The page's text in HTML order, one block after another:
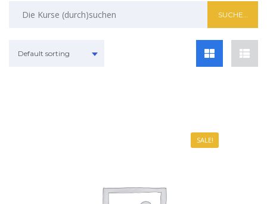
Default sorting
SALE!